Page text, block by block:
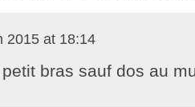
2015 at 18:14
bras sauf dos au